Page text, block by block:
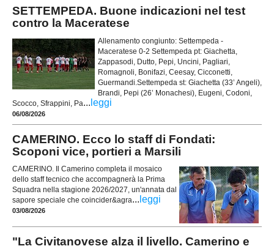
SETTEMPEDA. Buone indicazioni nel test
contro la Maceratese
Allenamento congiunto: Settempeda -
Maceratese 0-2 Settempeda pt: Giachetta,
Zappasodi, Dutto, Pepi, Uncini, Pagliari,
Romagnoli, Bonifazi, Ceesay, Cicconetti,
Guermandi.Settempeda st: Giachetta (33’ Angeli),
Brandi, Pepi (26’ Monachesi), Eugeni, Codoni,
Scocco, Sfrappini, Pa... leggi
06/08/2026
CAMERINO. Ecco lo staff di Fondati:
Scoponi vice, portieri a Marsili
CAMERINO. Il Camerino completa il mosaico
dello staff tecnico che accompagnerà la Prima
Squadra nella stagione 2026/2027, un'annata dal
sapore speciale che coincider&agra... leggi
03/08/2026
"La Civitanovese alza il livello. Camerino e